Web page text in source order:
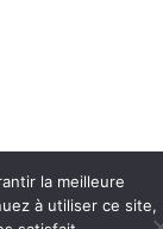
la meilleure
à utiliser ce site,